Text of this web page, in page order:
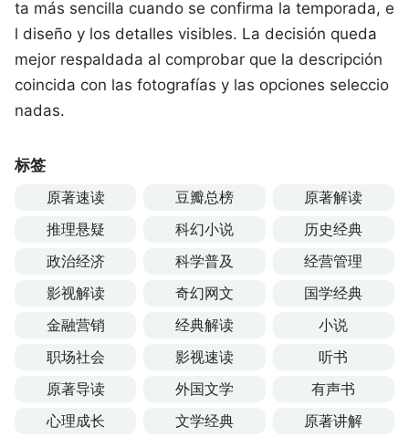
ta más sencilla cuando se confirma la temporada, e
l diseño y los detalles visibles. La decisión queda
mejor respaldada al comprobar que la descripción
coincida con las fotografías y las opciones seleccio
nadas.
标签
原著速读 豆瓣总榜
原著解读
推理悬疑
科幻小说
历史经典
政治经济
科学普及
经营管理
影视解读
奇幻网文
国学经典
金融营销
经典解读
小说
职场社会
影视速读
听书
原著导读
外国文学
有声书
心理成长
文学经典 原著讲解